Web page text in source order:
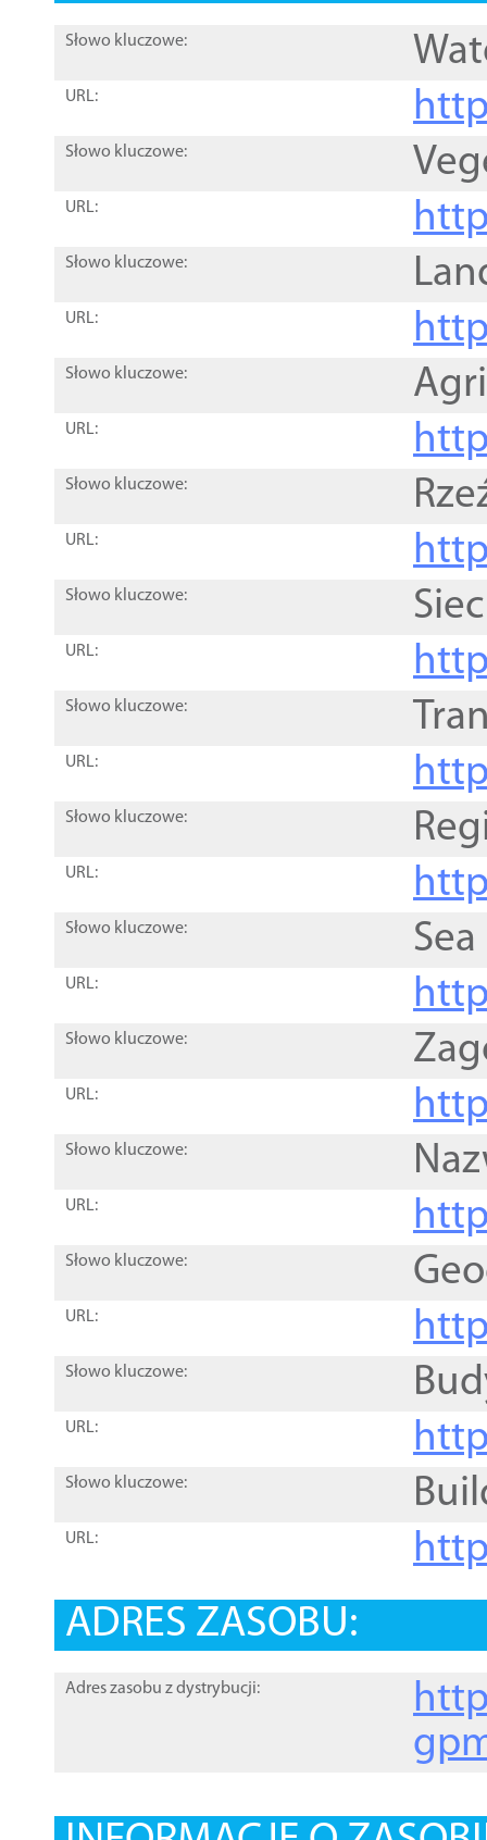
Słowo kluczowe:
URL:
Słowo kluczowe:
URL:
Słowo kluczowe:
URL:
Słowo kluczowe:
URL:
Słowo kluczowe:
URL:
Słowo kluczowe:
URL:
Słowo kluczowe:
URL:
Słowo kluczowe:
URL:
Słowo kluczowe:
URL:
Słowo kluczowe:
URL:
Słowo kluczowe:
URL:
Słowo kluczowe:
URL:
Słowo kluczowe:
URL:
Słowo kluczowe:
URL:
ADRES ZASOBU:
Adres zasobu z dystrybucji: